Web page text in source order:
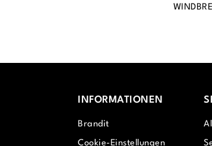
INFORMATIONEN
Brandit
Cookie-Einstellungen